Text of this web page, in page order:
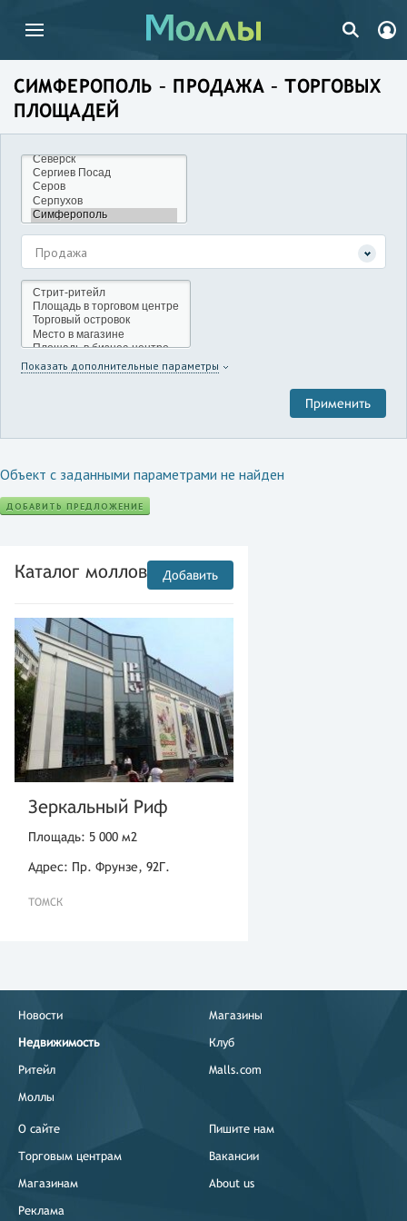
СИМФЕРОПОЛЬ – ПРОДАЖА – ТОРГОВЫХ
ПЛОЩАДЕЙ
Продажа
Показать дополнительные параметры
Объект с заданными параметрами не найден
ДОБАВИТЬ ПРЕДЛОЖЕНИЕ
Каталог моллов Добавить
Зеркальный Риф
Площадь: 5 000 м2
Адрес: Пр. Фрунзе, 92Г.
ТОМСК
Новости
Недвижимость
Ритейл
Моллы
Магазины
Клуб
Malls.com
О сайте
Торговым центрам
Магазинам
Реклама
Пишите нам
Вакансии
About us